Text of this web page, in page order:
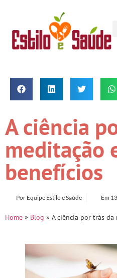
A ciência
meditação
benefícios
Por Equipe Estilo e Saúde Em
Home » Blog » A ciência por trás da